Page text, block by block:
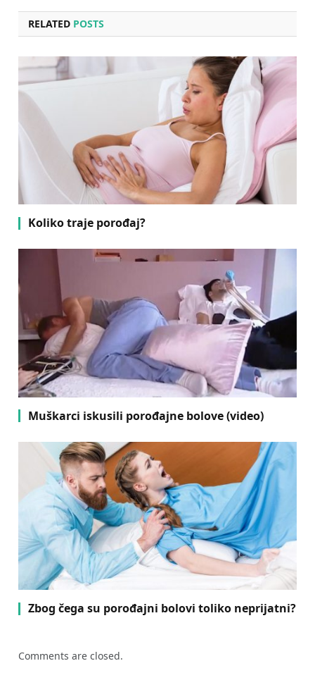
RELATED POSTS
Koliko traje porođaj?
Muškarci iskusili porođajne bolove (video)
Zbog čega su porođajni bolovi toliko neprijatni?
Comments are closed.